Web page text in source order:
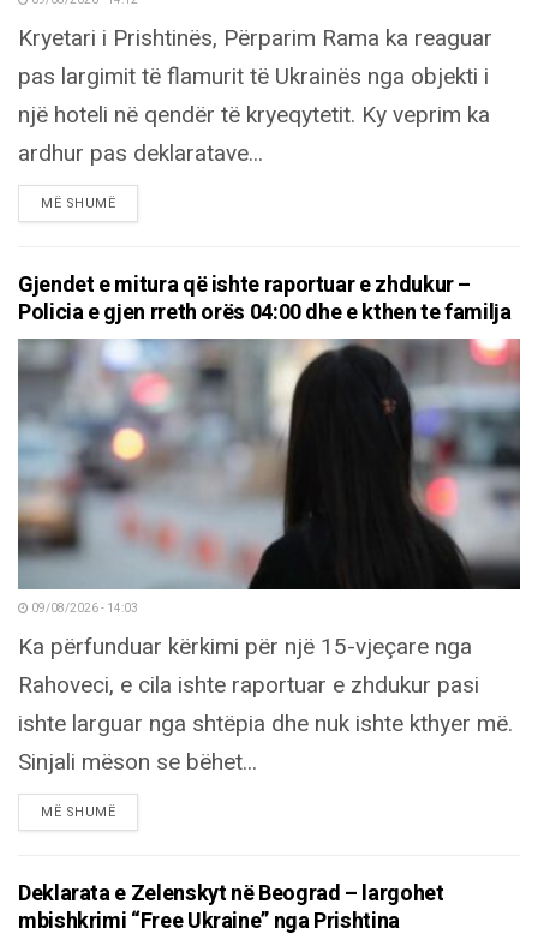
Kryetari i Prishtinës, Përparim Rama ka reaguar
pas largimit të flamurit të Ukrainës nga objekti i
një hoteli në qendër të kryeqytetit. Ky veprim ka
ardhur pas deklaratave...
MË SHUMËDETAILS
Gjendet e mitura që ishte raportuar e zhdukur –
Policia e gjen rreth orës 04:00 dhe e kthen te familja
09/08/2026 - 14:03
Ka përfunduar kërkimi për një 15-vjeçare nga
Rahoveci, e cila ishte raportuar e zhdukur pasi
ishte larguar nga shtëpia dhe nuk ishte kthyer më.
Sinjali mëson se bëhet...
MË SHUMËDETAILS
Deklarata e Zelenskyt në Beograd – largohet
mbishkrimi “Free Ukraine” nga Prishtina